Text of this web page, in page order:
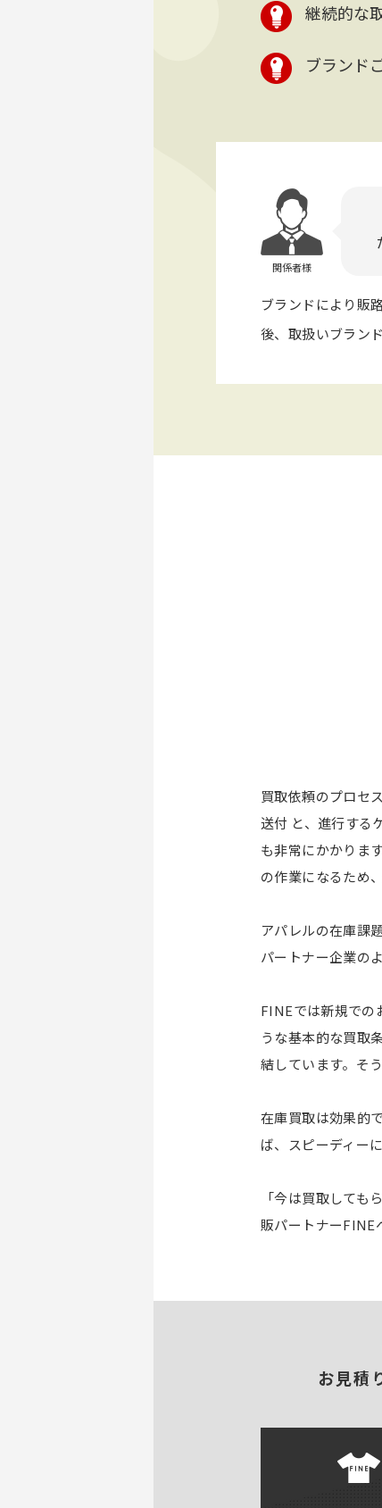
継続的な
ブランド
関係者様
ブランドにより販
後、取扱いブラン
買取依頼のプロセ
送付 と、進行する
も非常にかかりま
の作業になるため
アパレルの在庫課
パートナー企業の
FINEでは新規での
うな基本的な買取
結しています。そ
在庫買取は効果的
ば、スピーディー
「今は買取して
販パートナーFINE
お見積